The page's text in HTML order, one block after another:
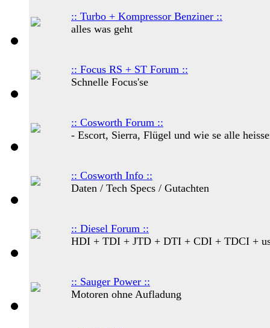
:: Turbo + Kompressor Benziner ::
alles was geht
:: Focus RS + ST Forum ::
Schnelle Focus'se
:: Cosworth Forum ::
- Escort, Sierra, Flügel und wie se alle
:: Cosworth Info ::
Daten / Tech Specs / Gutachten
:: Diesel Forum ::
HDI + TDI + JTD + DTI + CDI + TDCI +
:: Sauger Power ::
Motoren ohne Aufladung